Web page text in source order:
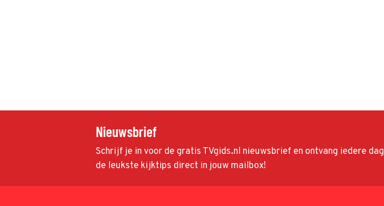
Nieuwsbrief
Schrijf je in voor de gratis TVgids.nl nieuwsbrief en ontvang iedere dag
de leukste kijktips direct in jouw mailbox!